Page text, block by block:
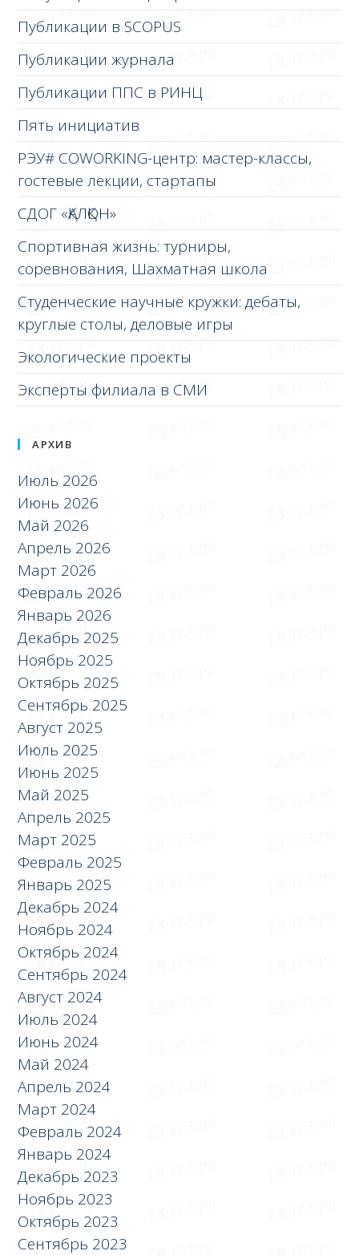
Публикации в SCOPUS
Публикации журнала
Публикации ППС в РИНЦ
Пять инициатив
РЭУ# COWORKING-центр: мастер-классы,
гостевые лекции, стартапы
СДОГ «ҚАЛҚОН»
Спортивная жизнь: турниры,
соревнования, Шахматная школа
Студенческие научные кружки: дебаты,
круглые столы, деловые игры
Экологические проекты
Эксперты филиала в СМИ
АРХИВ
Июль 2026
Июнь 2026
Май 2026
Апрель 2026
Март 2026
Февраль 2026
Январь 2026
Декабрь 2025
Ноябрь 2025
Октябрь 2025
Сентябрь 2025
Август 2025
Июль 2025
Июнь 2025
Май 2025
Апрель 2025
Март 2025
Февраль 2025
Январь 2025
Декабрь 2024
Ноябрь 2024
Октябрь 2024
Сентябрь 2024
Август 2024
Июль 2024
Июнь 2024
Май 2024
Апрель 2024
Март 2024
Февраль 2024
Январь 2024
Декабрь 2023
Ноябрь 2023
Октябрь 2023
Сентябрь 2023